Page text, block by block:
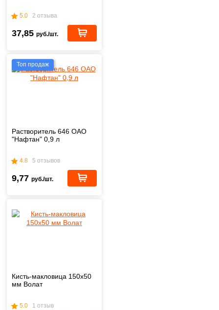
5.0 2 отзыва
37,85 руб./шт.
Топ продаж
Растворитель 646 ОАО
"Нафтан" 0,9 л
4.8 5 отзывов
9,77 руб./шт.
Кисть-макловица 150х50
мм Волат
5.0 1 отзыв